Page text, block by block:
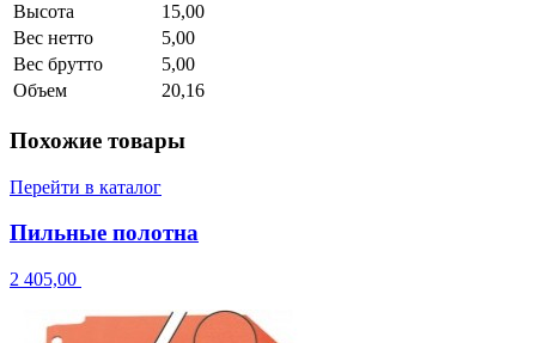
Высота
15,00
Вес нетто
5,00
Вес брутто
5,00
Объем
20,16
Похожие товары
Перейти в каталог
Пильные полотна
2 405,00